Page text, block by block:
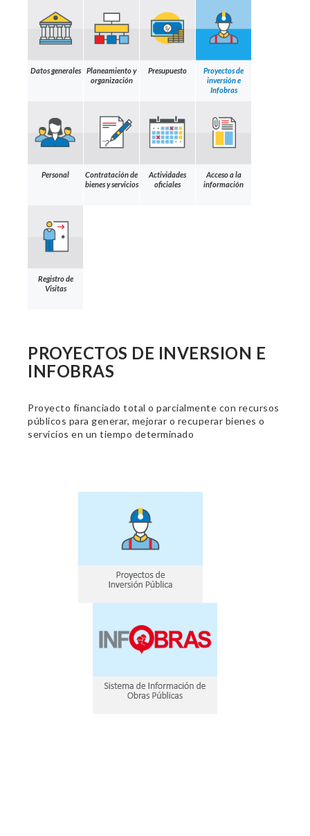
Datos generales
Planeamiento y
organización
Presupuesto
Proyectos de
inversión e
Infobras
Personal
Contratación de
bienes y servicios
Actividades
oficiales
Acceso a la
información
Registro de
Visitas
PROYECTOS DE INVERSION E
INFOBRAS
Proyecto financiado total o parcialmente con recursos
públicos para generar, mejorar o recuperar bienes o
servicios en un tiempo determinado